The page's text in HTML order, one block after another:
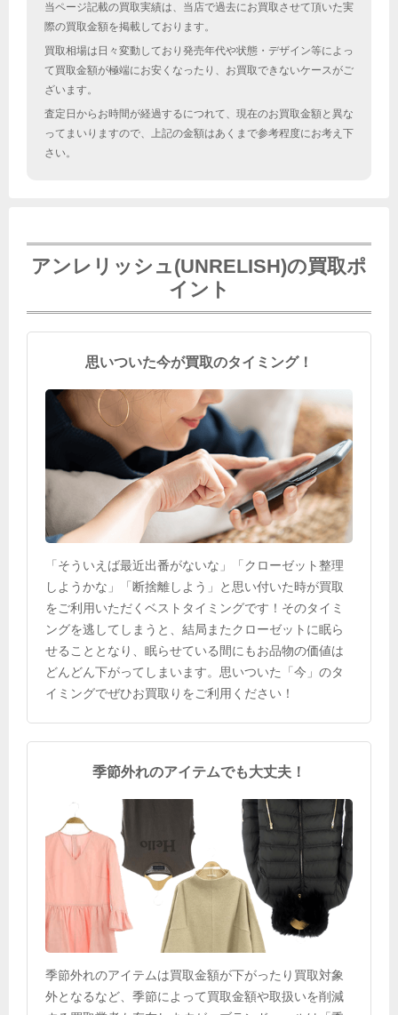
当ページ記載の買取実績は、当店で過去にお買取させて頂いた実
際の買取金額を掲載しております。
買取相場は日々変動しており発売年代や状態・デザイン等によっ
て買取金額が極端にお安くなったり、お買取できないケースがご
ざいます。
査定日からお時間が経過するにつれて、現在のお買取金額と異な
ってまいりますので、上記の金額はあくまで参考程度にお考え下
さい。
アンレリッシュ(UNRELISH)の買取ポ
イント
思いついた今が買取のタイミング！
「そういえば最近出番がないな」「クローゼット整理
しようかな」「断捨離しよう」と思い付いた時が買取
をご利用いただくベストタイミングです！そのタイミ
ングを逃してしまうと、結局またクローゼットに眠ら
せることとなり、眠らせている間にもお品物の価値は
どんどん下がってしまいます。思いついた「今」のタ
イミングでぜひお買取りをご利用ください！
季節外れのアイテムでも大丈夫！
季節外れのアイテムは買取金額が下がったり買取対象
外となるなど、季節によって買取金額や取扱いを削減